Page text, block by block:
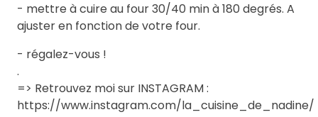
- mettre à cuire au four 30/40 min à 180 degrés. A
ajuster en fonction de votre four.
- régalez-vous !
.
=> Retrouvez moi sur INSTAGRAM :
https://www.instagram.com/la_cuisine_de_nadine/